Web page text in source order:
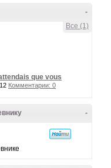
-
Все (1)
que vous
Комментарии: 0
-